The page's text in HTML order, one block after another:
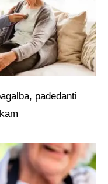
padedanti